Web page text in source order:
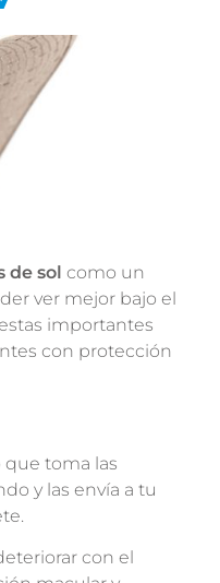
de sol como un
ver mejor bajo el
importantes
con protección
que toma las
y las envía a tu
con el